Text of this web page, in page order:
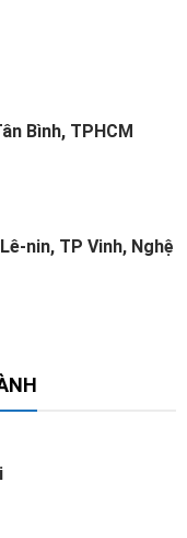
Bình, TPHCM
nin, TP Vinh, Nghệ